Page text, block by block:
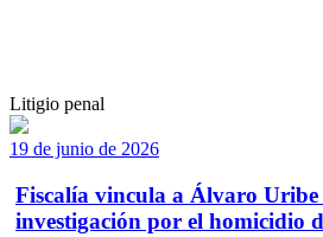
Litigio penal
19 de junio de 2026
Fiscalía vincula a Álvaro Uribe
investigación por el homicidio